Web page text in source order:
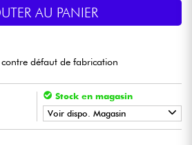
AU PANIER
défaut de fabrication
Stock en magasin
Voir dispo. Magasin